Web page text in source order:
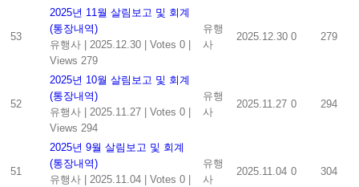
53
2025년 11월 살림보고 및 회계
(통장내역)
유행사
2025.12.30 Votes 0
Views 279
유행
사
2025.12.30 0 279
52
2025년 10월 살림보고 및 회계
(통장내역)
유행사
2025.11.27 Votes 0
Views 294
유행
사
2025.11.27 0 294
51
2025년 9월 살림보고 및 회계
(통장내역)
유행사
2025.11.04 Votes 0
유행
사
2025.11.04 0 304